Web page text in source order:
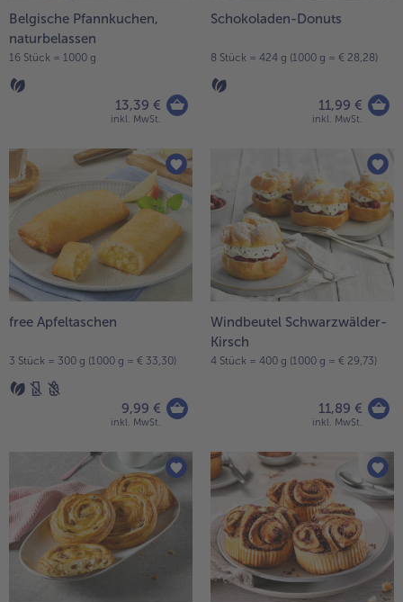
- 5 € beim Kauf von 7 Schlemmermenüs nach Wahl
Belgische Pfannkuchen,
naturbelassen
16 Stück = 1000 g
13,39 €
inkl. MwSt.
Schokoladen-Donuts
8 Stück = 424 g (1000 g = € 28,28)
11,99 €
inkl. MwSt.
free Apfeltaschen
3 Stück = 300 g (1000 g = € 33,30)
9,99 €
inkl. MwSt.
Windbeutel Schwarzwälder-
Kirsch
4 Stück = 400 g (1000 g = € 29,73)
11,89 €
inkl. MwSt.